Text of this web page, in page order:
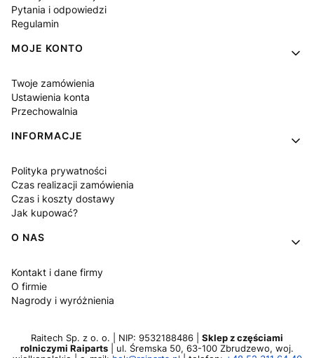
Pytania i odpowiedzi
Regulamin
MOJE KONTO
Twoje zamówienia
Ustawienia konta
Przechowalnia
INFORMACJE
Polityka prywatności
Czas realizacji zamówienia
Czas i koszty dostawy
Jak kupować?
O NAS
Kontakt i dane firmy
O firmie
Nagrody i wyróżnienia
Raitech Sp. z o. o. | NIP: 9532188486 | Sklep z częściami
rolniczymi Raiparts | ul. Śremska 50, 63-100 Zbrudzewo, woj.